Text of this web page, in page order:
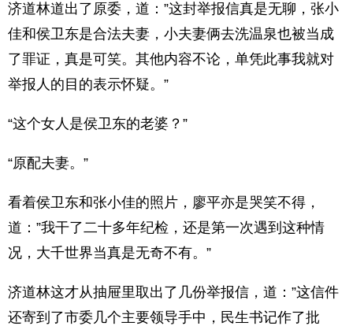
济道林道出了原委，道：”这封举报信真是无聊，张小
佳和侯卫东是合法夫妻，小夫妻俩去洗温泉也被当成
了罪证，真是可笑。其他内容不论，单凭此事我就对
举报人的目的表示怀疑。”
“这个女人是侯卫东的老婆？”
“原配夫妻。”
看着侯卫东和张小佳的照片，廖平亦是哭笑不得，
道：”我干了二十多年纪检，还是第一次遇到这种情
况，大千世界当真是无奇不有。”
济道林这才从抽屉里取出了几份举报信，道：”这信件
还寄到了市委几个主要领导手中，民生书记作了批